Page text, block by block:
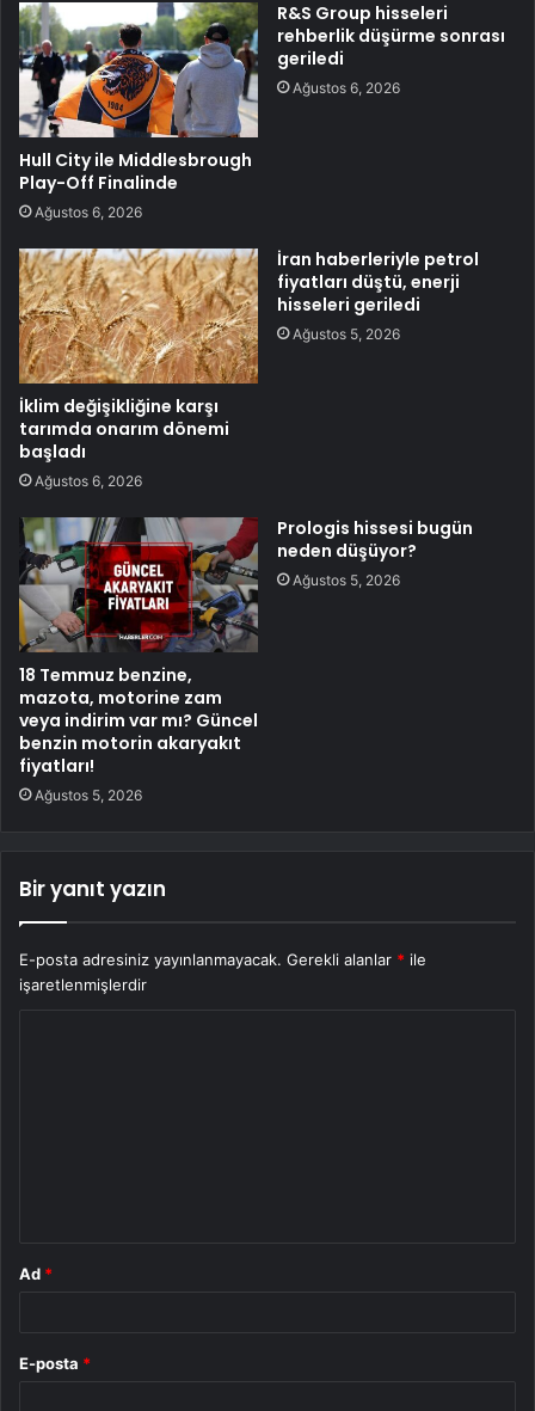
Hull City ile Middlesbrough
Play-Off Finalinde
Ağustos 6, 2026
R&S Group hisseleri
rehberlik düşürme sonrası
geriledi
Ağustos 6, 2026
İklim değişikliğine karşı
tarımda onarım dönemi
başladı
Ağustos 6, 2026
İran haberleriyle petrol
fiyatları düştü, enerji
hisseleri geriledi
Ağustos 5, 2026
18 Temmuz benzine,
mazota, motorine zam
veya indirim var mı? Güncel
benzin motorin akaryakıt
fiyatları!
Ağustos 5, 2026
Prologis hissesi bugün
neden düşüyor?
Ağustos 5, 2026
Bir yanıt yazın
E-posta adresiniz yayınlanmayacak. Gerekli alanlar * ile
işaretlenmişlerdir
Ad *
E-posta *